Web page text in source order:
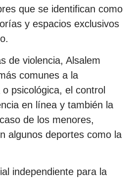
que se identifican como
y espacios exclusivos
de violencia, Alsalem
comunes a la
psicológica, el control
en línea y también la
de los menores,
algunos deportes como la
independiente para la